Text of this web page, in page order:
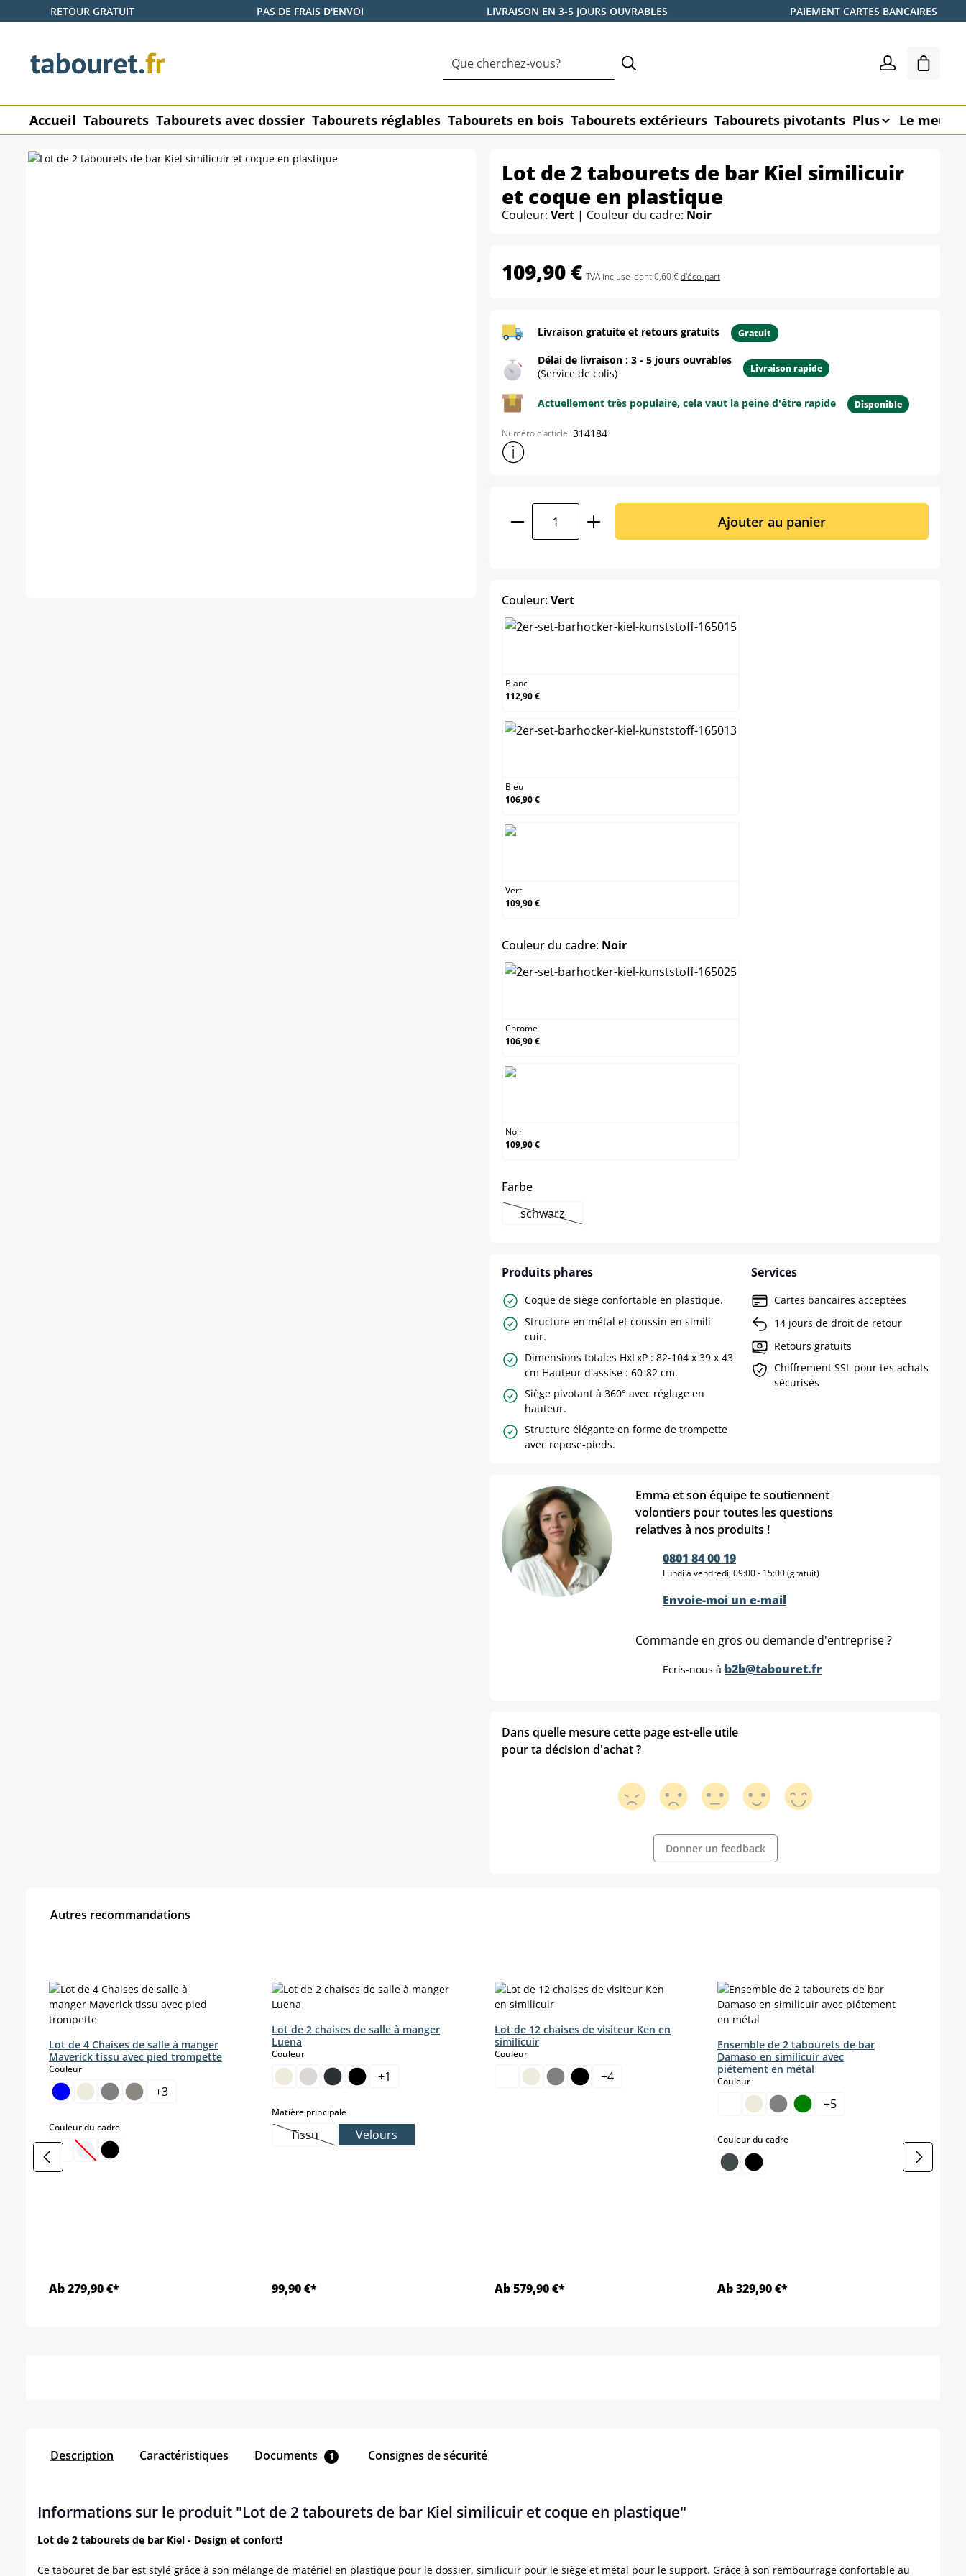
au contenu principal
Passer à la recherche
Passer à la navigation principale
RETOUR GRATUIT PAS DE FRAIS D'ENVOI LIVRAISON EN 3-5 JOURS OUVRABLES PAIEMENT CARTES BANCAIRES
Le
Accueil Tabourets Tabourets avec dossier Tabourets réglables Tabourets en bois Tabourets extérieurs Tabourets pivotants Plus Le
Lot de 2 tabourets de bar Kiel similicuir
et coque en plastique
Couleur: Vert | Couleur du cadre: Noir
109,90 € TVA incluse dont 0,60 €d'éco-part
Livraison gratuite et retours gratuits Gratuit
Délai de livraison : 3 - 5 jours ouvrables
(Service de colis)
Livraison rapide
Actuellement très populaire, cela vaut la peine d'être rapide Disponible
Numéro d'article: 314184
Afficher plus d'informations sur le produit
Quantité de produit : Entrez la quantité souhaitée ou
Ajouter au panier
Couleur:Vertselect
Blanc
112,90 €
Bleu
106,90 €
Vert
109,90 €
Couleur du cadre: Noirselect
Chrome
106,90 €
Noir
109,90 €
Farbeselect
schwarz(Cette option n'est pas disponible pour le moment.)
Produits phares
Coque de siège confortable en plastique.
Structure en métal et coussin en simili
cuir.
Dimensions totales HxLxP : 82-104 x 39 x 43
cm Hauteur d'assise : 60-82 cm.
Siège pivotant à 360° avec réglage en
hauteur.
Structure élégante en forme de trompette
avec repose-pieds.
Services
Cartes bancaires acceptées
14 jours de droit de retour
Retours gratuits
Chiffrement SSL pour tes achats
sécurisés
Emma et son équipe te soutiennent
volontiers pour toutes les questions
relatives à nos produits !
0801 84 00 19
Lundi à vendredi, 09:00 - 15:00 (gratuit)
Envoie-moi un e-mail
Commande en gros ou demande d'entreprise ?
Ecris-nous à b2b@tabouret.fr
Dans quelle mesure cette page est-elle utile
pour ta décision d'achat ?
Donner un feedback
Autres recommandations
Lot de 4 Chaises de salle à manger
Maverick tissu avec pied trompette
Couleurselect
+3
Couleur du cadreselect
(Cette option n'est pas disponible pour le moment.)
Ab 279,90 €*
Lot de 2 chaises de salle à manger
Luena
Couleurselect
+1
Matière principaleselect
Tissu(Cette option n'est pas disponible pour le moment.)
Velours
99,90 €*
Lot de 12 chaises de visiteur Ken en
similicuir
Couleurselect
+4
Ab 579,90 €*
Ensemble de 2 tabourets de bar
Damaso en similicuir avec
piétement en métal
Couleurselect
+5
Couleur du cadreselect
Ab 329,90 €*
Description Caractéristiques Documents 1 Consignes de sécurité
Informations sur le produit "Lot de 2 tabourets de bar Kiel similicuir et coque en plastique"
Lot de 2 tabourets de bar Kiel - Design et confort!
Ce tabouret de bar est stylé grâce à son mélange de matériel en plastique pour le dossier, similicuir pour le siège et métal pour le support. Grâce à son rembourrage confortable au